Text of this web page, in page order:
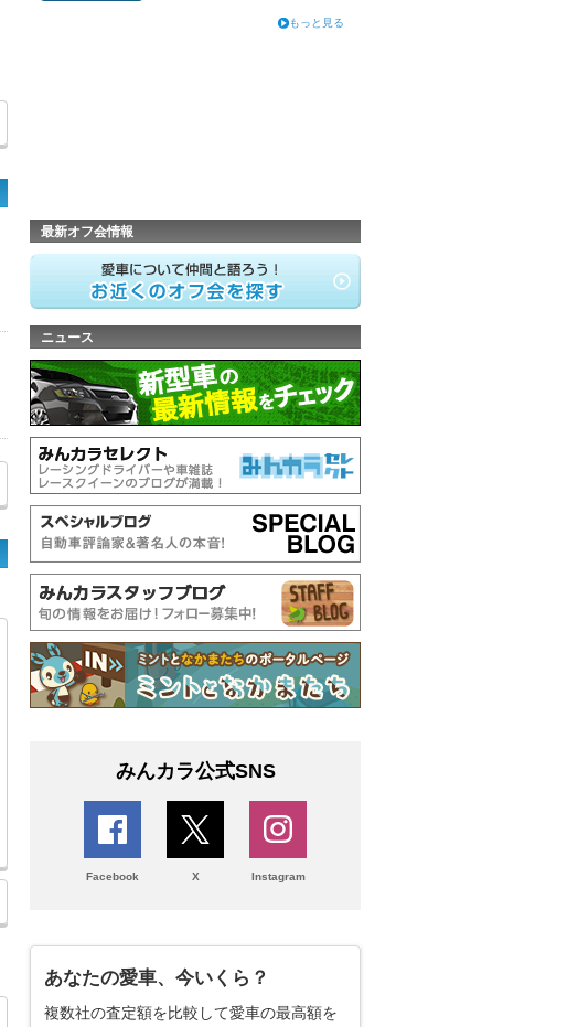
もっと見る
最新オフ会情報
ニュース
みんカラ公式SNS
Facebook X Instagram
あなたの愛車、今いくら？
複数社の査定額を比較して愛車の最高額を